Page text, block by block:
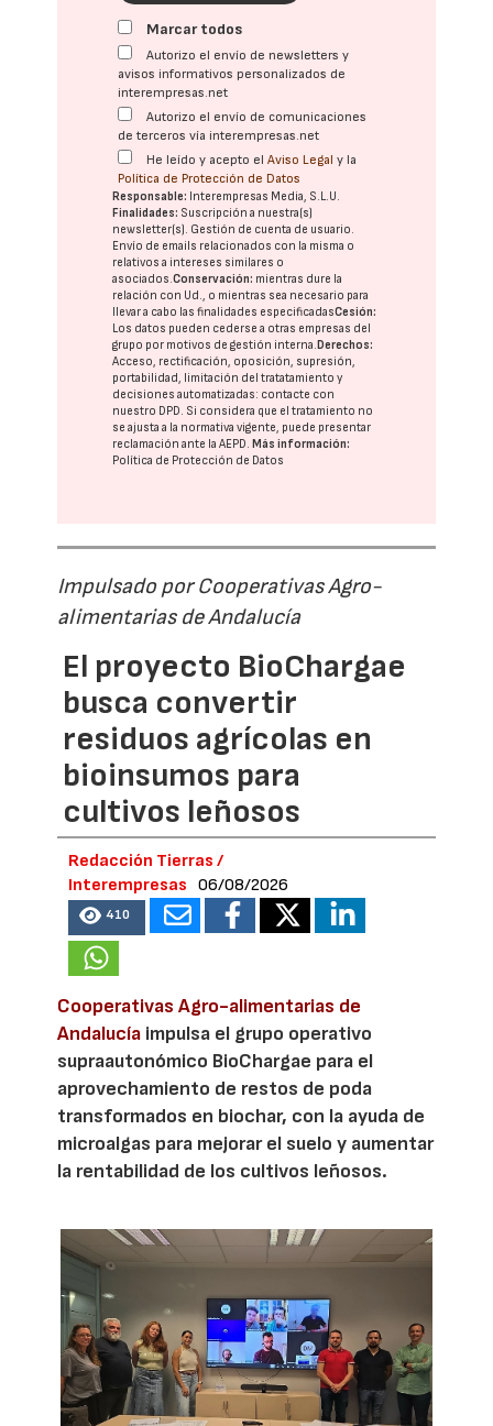
Marcar todos
Autorizo el envío de newsletters y
avisos informativos personalizados de
interempresas.net
Autorizo el envío de comunicaciones
de terceros vía interempresas.net
He leído y acepto elAviso Legal y la
Política de Protección de Datos
Responsable: Interempresas Media, S.L.U.
Finalidades: Suscripción a nuestra(s)
newsletter(s). Gestión de cuenta de usuario.
Envío de emails relacionados con la misma o
relativos a intereses similares o
asociados.Conservación: mientras dure la
relación con Ud., o mientras sea necesario para
llevar a cabo las finalidades especificadasCesión:
Los datos pueden cederse a otras empresas del
grupo por motivos de gestión interna. Derechos:
Acceso, rectificación, oposición, supresión,
portabilidad, limitación del tratatamiento y
decisiones automatizadas: contacte con
nuestro DPD. Si considera que el tratamiento no
se ajusta a la normativa vigente, puede presentar
reclamación ante laAEPD. Más información:
Política de Protección de Datos
Impulsado por Cooperativas Agro-
alimentarias de Andalucía
El proyecto BioChargae
busca convertir
residuos agrícolas en
bioinsumos para
cultivos leñosos
Redacción Tierras /
Interempresas
06/08/2026
410
Cooperativas Agro-alimentarias de
Andalucía impulsa el grupo operativo
supraautonómico BioChargae para el
aprovechamiento de restos de poda
transformados en biochar, con la ayuda de
microalgas para mejorar el suelo y aumentar
la rentabilidad de los cultivos leñosos.